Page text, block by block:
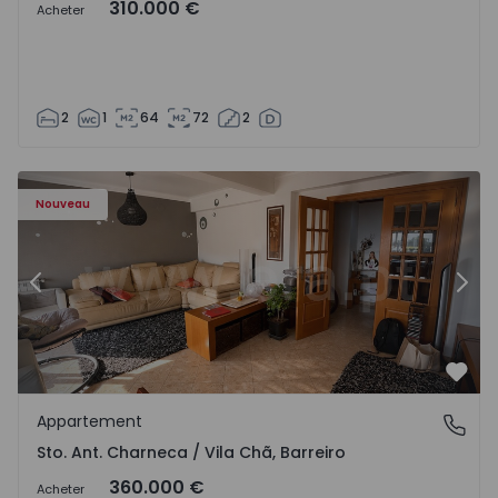
Acheter 310.000 €
2 1 64 72 2
Nouveau
- 1573477 - 14
Appartement T3 Barreiro, Sto. Ant. Charneca / Vila Chã -
Précédent
Sto. Ant. Charneca / Vila Chã, Barreiro
Appartement
Sto. Ant. Charneca / Vila Chã, Barreiro
Acheter 360.000 €